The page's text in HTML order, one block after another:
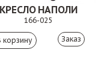
КРЕСЛО НАПОЛИ
166-025
Заказ